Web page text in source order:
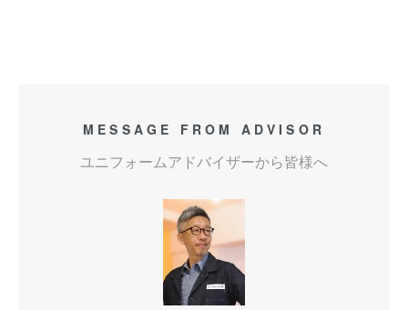
MESSAGE FROM ADVISOR
ユニフォームアドバイザーから皆様へ